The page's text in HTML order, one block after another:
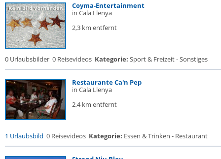
Coyma-Entertainment
in Cala Llenya
2,3 km entfernt
0 Urlaubsbilder 0 Reisevideos Kategorie: Sport & Freizeit - Sonstiges
Restaurante Ca'n Pep
in Cala Llenya
2,4 km entfernt
1 Urlaubsbild 0 Reisevideos Kategorie: Essen & Trinken - Restaurant